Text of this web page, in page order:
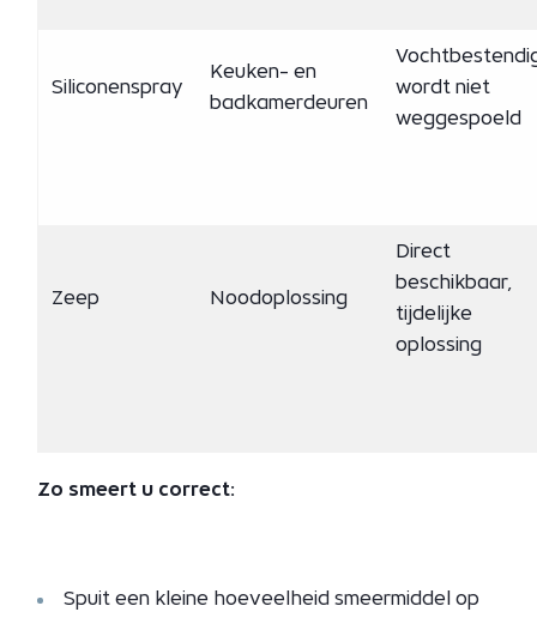
Siliconenspray
Keuken- en
badkamerdeuren
wordt niet
weggespoeld
Zeep Noodoplossing
Direct
beschikbaar,
tijdelijke
oplossing
Zo smeert u correct:
Spuit een kleine hoeveelheid smeermiddel op